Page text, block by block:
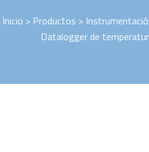
Inicio > Productos >
Datalogger de